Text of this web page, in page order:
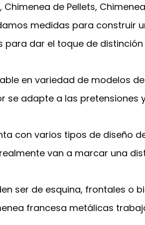
Chimenea de Pellets,
medidas para construir
para dar el toque de
en variedad de modelos
se adapte a las pretensiones
con varios tipos de diseño
van a marcar una
ser de esquina, frontales o
francesa metálicas